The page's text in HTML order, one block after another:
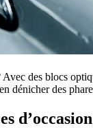
des blocs
dénicher des